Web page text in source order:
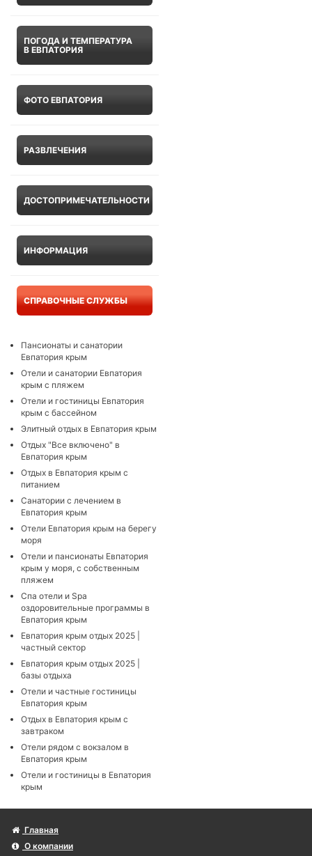
ПОГОДА И ТЕМПЕРАТУРА
В ЕВПАТОРИЯ
ФОТО ЕВПАТОРИЯ
РАЗВЛЕЧЕНИЯ
ДОСТОПРИМЕЧАТЕЛЬНОСТИ
ИНФОРМАЦИЯ
СПРАВОЧНЫЕ СЛУЖБЫ
Пансионаты и санатории
Евпатория крым
Отели и санатории Евпатория
крым с пляжем
Отели и гостиницы Евпатория
крым с бассейном
Элитный отдых в Евпатория крым
Отдых "Все включено" в
Евпатория крым
Отдых в Евпатория крым с
питанием
Санатории с лечением в
Евпатория крым
Отели Евпатория крым на берегу
моря
Отели и пансионаты Евпатория
крым у моря, с собственным
пляжем
Cпа отели и Spa
оздоровительные программы в
Евпатория крым
Евпатория крым отдых 2025 |
частный сектор
Евпатория крым отдых 2025 |
базы отдыха
Отели и частные гостиницы
Евпатория крым
Отдых в Евпатория крым с
завтраком
Отели рядом с вокзалом в
Евпатория крым
Отели и гостиницы в Евпатория
крым
Главная
О компании